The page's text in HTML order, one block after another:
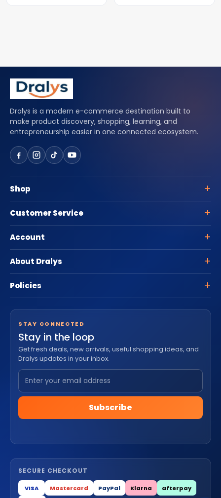
Dralys is a modern e-commerce destination built to
make product discovery, shopping, learning, and
entrepreneurship easier in one connected ecosystem.
Shop
Customer Service
Account
About Dralys
Policies
STAY CONNECTED
Stay in the loop
Get fresh deals, new arrivals, useful shopping ideas, and
Dralys updates in your inbox.
Subscribe
SECURE CHECKOUT
VISA Mastercard PayPal Klarna afterpay